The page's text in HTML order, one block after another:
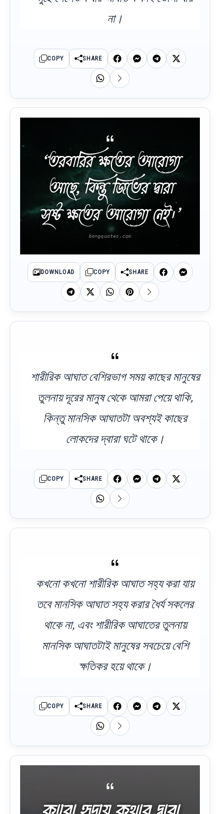
না।
COPY SHARE
‘তরবারির ক্ষতের আরোগ্য
আছে, কিন্তু জিভের দ্বারা
সৃষ্ট ক্ষতের আরোগ্য নেই।’
DOWNLOAD COPY SHARE
শারীরিক আঘাত বেশিরভাগ সময় কাছের মানুষের
তুলনায় দূরের মানুষ থেকে আমরা পেয়ে থাকি,
কিন্তু মানসিক আঘাতটা অবশ্যই কাছের
লোকদের দ্বারা ঘটে থাকে।
COPY SHARE
কখনো কখনো শারীরিক আঘাত সহ্য করা যায়
তবে মানসিক আঘাত সহ্য করার ধৈর্য সকলের
থাকে না, এবং শারীরিক আঘাতের তুলনায়
মানসিক আঘাতটাই মানুষের সবচেয়ে বেশি
ক্ষতিকর হয়ে থাকে।
COPY SHARE